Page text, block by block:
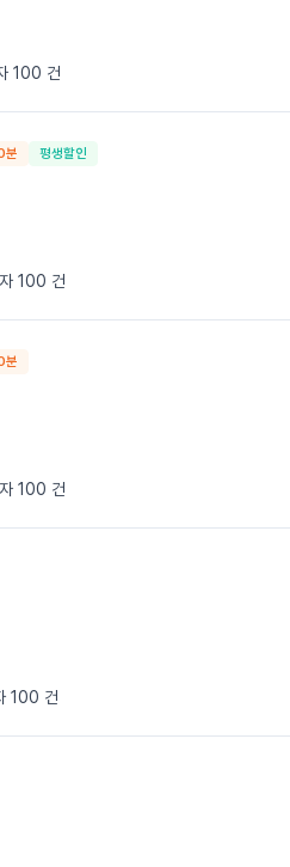
100 건
분 평생할인
100 건
분
100 건
100 건